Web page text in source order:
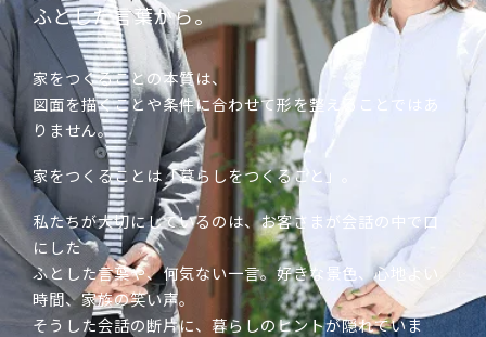
ふとした言葉から。
家をつくることの本質は、
図面を描くことや条件に合わせて形を整えることではあ
りません。
家をつくることは「暮らしをつくること」。
私たちが大切にしているのは、お客さまが会話の中で口
にした
ふとした言葉や、何気ない一言。好きな景色、心地よい
時間、家族の笑い声。
そうした会話の断片に、暮らしのヒントが隠れていま